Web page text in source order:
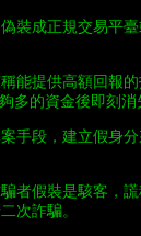
裝成正規交易平
能提供高額回報的
多的資金後即刻消
手段，建立假身
者假裝是駭客，
次詐騙。